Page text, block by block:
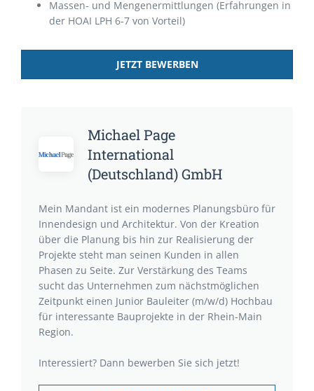
Massen- und Mengenermittlungen (Erfahrungen in
der HOAI LPH 6-7 von Vorteil)
JETZT BEWERBEN
Michael Page
International
(Deutschland) GmbH
Mein Mandant ist ein modernes Planungsbüro für
Innendesign und Architektur. Von der Kreation
über die Planung bis hin zur Realisierung der
Projekte steht man seinen Kunden in allen
Phasen zu Seite. Zur Verstärkung des Teams
sucht das Unternehmen zum nächstmöglichen
Zeitpunkt einen Junior Bauleiter (m/w/d) Hochbau
für interessante Bauprojekte in der Rhein-Main
Region.
Interessiert? Dann bewerben Sie sich jetzt!